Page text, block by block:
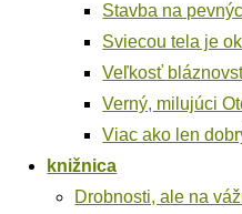
Stav­ba na
Svie­cou tela je
Veľ­kosť
Ver­ný, milu­jú­ci
Viac ako len
kniž­ni­ca
Drob­nos­ti, ale na